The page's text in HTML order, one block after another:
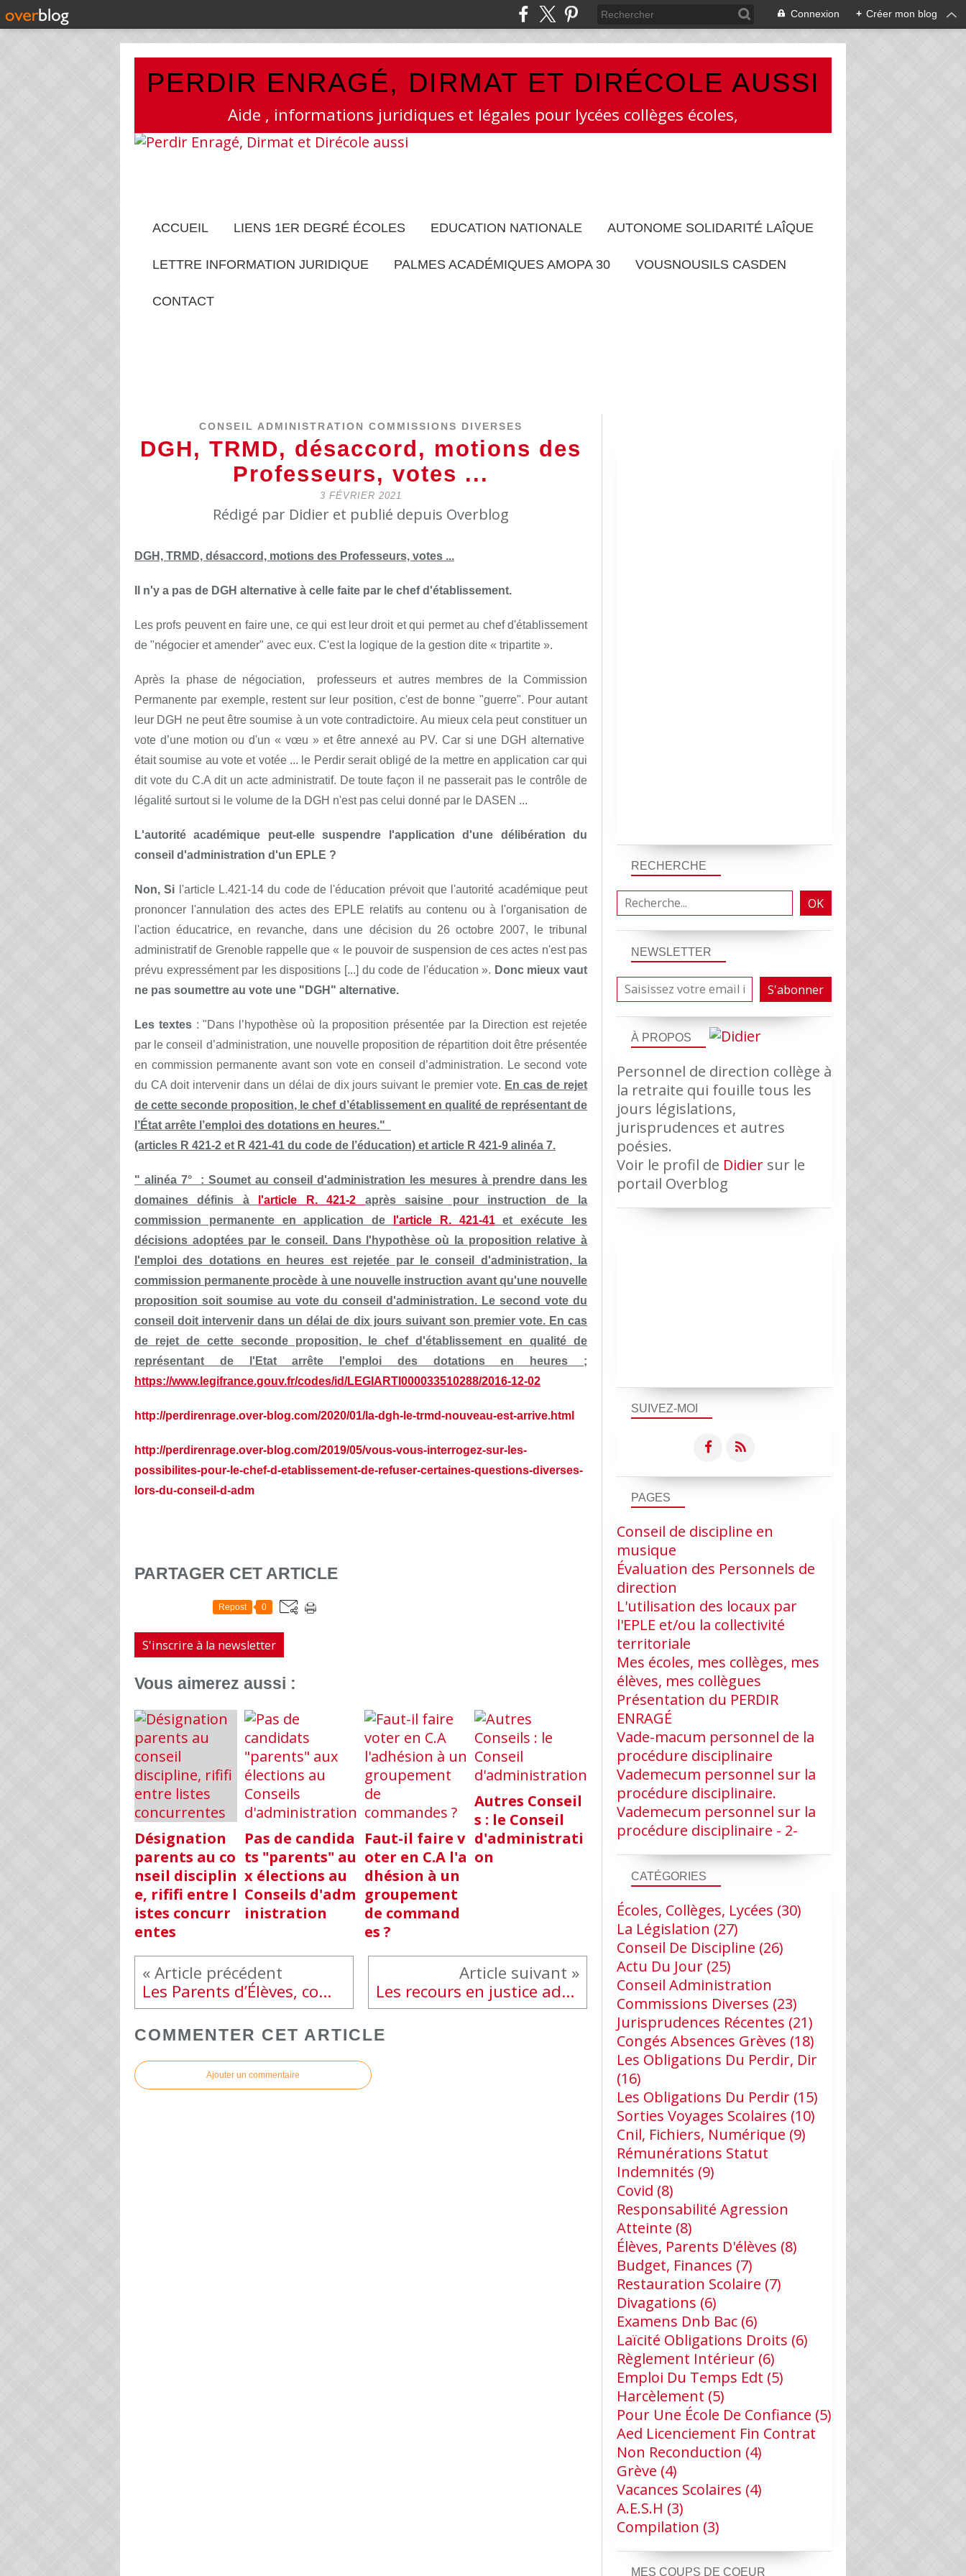
Connexion + Créer mon blog
PERDIR ENRAGÉ, DIRMAT ET DIRÉCOLE AUSSI
Aide , informations juridiques et légales pour lycées collèges écoles,
ACCUEIL LIENS 1ER DEGRÉ ÉCOLES EDUCATION NATIONALE AUTONOME SOLIDARITÉ LAÎQUE
LETTRE INFORMATION JURIDIQUE PALMES ACADÉMIQUES AMOPA 30 VOUSNOUSILS CASDEN
CONTACT
CONSEIL ADMINISTRATION COMMISSIONS DIVERSES
DGH, TRMD, désaccord, motions des
Professeurs, votes ...
3 FÉVRIER 2021
Rédigé par Didier et publié depuis Overblog
DGH, TRMD, désaccord, motions des Professeurs, votes ...
Il n'y a pas de DGH alternative à celle faite par le chef d'établissement.
Les profs peuvent en faire une, ce qui est leur droit et qui permet au chef d'établissement
de "négocier et amender" avec eux. C'est la logique de la gestion dite « tripartite ».
Après la phase de négociation, professeurs et autres membres de la Commission
Permanente par exemple, restent sur leur position, c'est de bonne "guerre". Pour autant
leur DGH ne peut être soumise à un vote contradictoire. Au mieux cela peut constituer un
vote d’une motion ou d'un « vœu » et être annexé au PV. Car si une DGH alternative
était soumise au vote et votée ... le Perdir serait obligé de la mettre en application car qui
dit vote du C.A dit un acte administratif. De toute façon il ne passerait pas le contrôle de
légalité surtout si le volume de la DGH n'est pas celui donné par le DASEN ...
L'autorité académique peut-elle suspendre l'application d'une délibération du
conseil d'administration d'un EPLE ?
Non, Si l'article L.421-14 du code de l'éducation prévoit que l'autorité académique peut
prononcer l'annulation des actes des EPLE relatifs au contenu ou à l'organisation de
l'action éducatrice, en revanche, dans une décision du 26 octobre 2007, le tribunal
administratif de Grenoble rappelle que « le pouvoir de suspension de ces actes n'est pas
prévu expressément par les dispositions [...] du code de l'éducation ». Donc mieux vaut
ne pas soumettre au vote une "DGH" alternative.
Les textes : "Dans l’hypothèse où la proposition présentée par la Direction est rejetée
par le conseil d’administration, une nouvelle proposition de répartition doit être présentée
en commission permanente avant son vote en conseil d’administration. Le second vote
du CA doit intervenir dans un délai de dix jours suivant le premier vote. En cas de rejet
de cette seconde proposition, le chef d’établissement en qualité de représentant de
l’État arrête l’emploi des dotations en heures."
(articles R 421-2 et R 421-41 du code de l’éducation) et article R 421-9 alinéa 7.
" alinéa 7° : Soumet au conseil d'administration les mesures à prendre dans les
domaines définis à
l'article R. 421-2 après saisine pour instruction de la
commission permanente en application de
l'article R. 421-41et exécute les
décisions adoptées par le conseil. Dans l'hypothèse où la proposition relative à
l'emploi des dotations en heures est rejetée par le conseil d'administration, la
commission permanente procède à une nouvelle instruction avant qu'une nouvelle
proposition soit soumise au vote du conseil d'administration. Le second vote du
conseil doit intervenir dans un délai de dix jours suivant son premier vote. En cas
de rejet de cette seconde proposition, le chef d'établissement en qualité de
représentant de l'Etat arrête l'emploi des dotations en heures ;
https://www.legifrance.gouv.fr/codes/id/LEGIARTI000033510288/2016-12-02
http://perdirenrage.over-blog.com/2020/01/la-dgh-le-trmd-nouveau-est-arrive.html
http://perdirenrage.over-blog.com/2019/05/vous-vous-interrogez-sur-les-
possibilites-pour-le-chef-d-etablissement-de-refuser-certaines-questions-diverses-
lors-du-conseil-d-adm
PARTAGER CET ARTICLE
Repost 0
S'inscrire à la newsletter
Vous aimerez aussi :
Désignation
parents au co
nseil disciplin
e, rififi entre l
istes concurr
entes
Pas de candida
ts "parents" au
x élections au
Conseils d'adm
inistration
Faut-il faire v
oter en C.A l'a
dhésion à un
groupement
de command
es ?
Autres Conseil
s : le Conseil
d'administrati
on
Les Parents d’Élèves, combien de divisions, décalage états-majors et les troupes». Les recours en justice administrative 2019 ...
COMMENTER CET ARTICLE
Ajouter un commentaire
NEWSLETTER
SUIVEZ-MOI
RECHERCHE
À PROPOS
Personnel de direction collège à
la retraite qui fouille tous les
jours législations,
jurisprudences et autres
poésies.
Voir le profil de Didier sur le
portail Overblog
PAGES
Conseil de discipline en
musique
Évaluation des Personnels de
direction
L'utilisation des locaux par
l'EPLE et/ou la collectivité
territoriale
Mes écoles, mes collèges, mes
élèves, mes collègues
Présentation du PERDIR
ENRAGÉ
Vade-macum personnel de la
procédure disciplinaire
Vademecum personnel sur la
procédure disciplinaire.
Vademecum personnel sur la
procédure disciplinaire - 2-
CATÉGORIES
Écoles, Collèges, Lycées (30)
La Législation (27)
Conseil De Discipline (26)
Actu Du Jour (25)
Conseil Administration
Commissions Diverses (23)
Jurisprudences Récentes (21)
Congés Absences Grèves (18)
Les Obligations Du Perdir, Dir
(16)
Les Obligations Du Perdir (15)
Sorties Voyages Scolaires (10)
Cnil, Fichiers, Numérique (9)
Rémunérations Statut
Indemnités (9)
Covid (8)
Responsabilité Agression
Atteinte (8)
Élèves, Parents D'élèves (8)
Budget, Finances (7)
Restauration Scolaire (7)
Divagations (6)
Examens Dnb Bac (6)
Laïcité Obligations Droits (6)
Règlement Intérieur (6)
Emploi Du Temps Edt (5)
Harcèlement (5)
Pour Une École De Confiance (5)
Aed Licenciement Fin Contrat
Non Reconduction (4)
Grève (4)
Vacances Scolaires (4)
A.e.s.h (3)
Compilation (3)
MES COUPS DE COEUR